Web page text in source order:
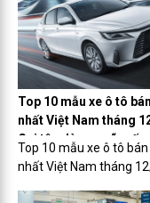
Top 10 mẫu xe ô tô
nhất Việt Nam tháng
Gọi tên dòng xe “quốc
Top 10 mẫu xe ô tô
nhất Việt Nam tháng